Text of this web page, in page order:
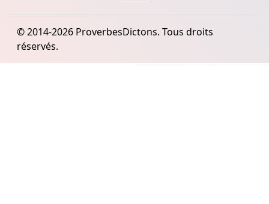
© 2014-2026 ProverbesDictons. Tous droits
réservés.